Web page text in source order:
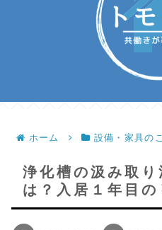
ホーム 設備・家具の
浄化槽の汲み取
は？入居１年目の